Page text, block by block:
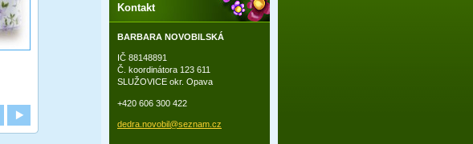
Kontakt
BARBARA NOVOBILSKÁ
IČ 88148891
Č. koordinátora 123 611
SLUŽOVICE okr. Opava
+420 606 300 422
dedra.novobil@seznam.cz